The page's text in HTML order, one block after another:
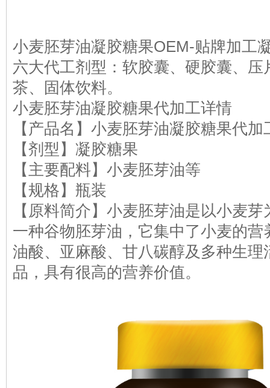
小麦胚芽油凝胶糖果OEM-贴牌加工
六大代工剂型：软胶囊、硬胶囊、
茶、固体饮料。
小麦胚芽油凝胶糖果代加工详情
【产品名】小麦胚芽油凝胶糖果代加
【剂型】凝胶糖果
【主要配料】小麦胚芽油等
【规格】瓶装
【原料简介】小麦胚芽油是以小麦
一种谷物胚芽油，它集中了小麦的
油酸、亚麻酸、甘八碳醇及多种生
品，具有很高的营养价值。